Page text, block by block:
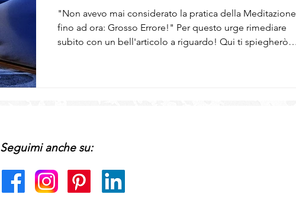
"Non avevo mai considerato la pratica della Meditazione
fino ad ora: Grosso Errore!" Per questo urge rimediare
subito con un bell'articolo a riguardo! Qui ti spiegherò
è una
Seguimi anche su: